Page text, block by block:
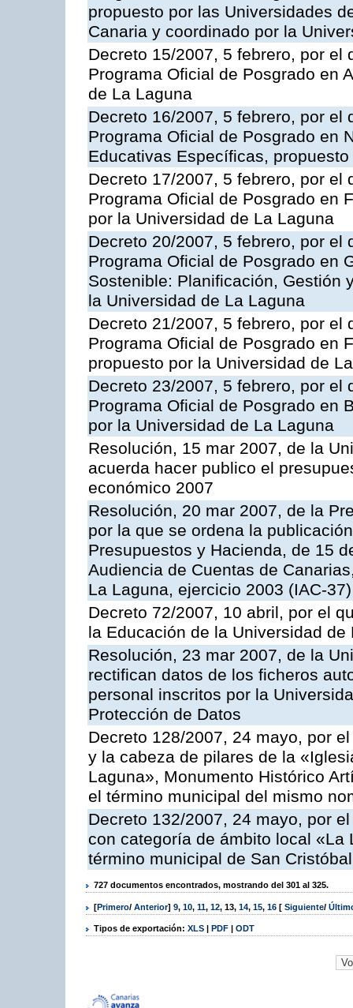
propuesto por las Universidades
Canaria y coordinado por la
Decreto 15/2007, 5 febrero, por
Programa Oficial de Posgrado en
de La Laguna
Decreto 16/2007, 5 febrero, por
Programa Oficial de Posgrado en
Educativas Específicas,
Decreto 17/2007, 5 febrero, por
Programa Oficial de Posgrado en
por la Universidad de La Laguna
Decreto 20/2007, 5 febrero, por
Programa Oficial de Posgrado en
Sostenible: Planificación, Gestión
la Universidad de La Laguna
Decreto 21/2007, 5 febrero, por
Programa Oficial de Posgrado en
propuesto por la Universidad de
Decreto 23/2007, 5 febrero, por
Programa Oficial de Posgrado en
por la Universidad de La Laguna
Resolución, 15 mar 2007, de la
acuerda hacer publico el
económico 2007
Resolución, 20 mar 2007, de la
por la que se ordena la
Presupuestos y Hacienda, de 15
Audiencia de Cuentas de
La Laguna, ejercicio 2003 (IAC-37)
Decreto 72/2007, 10 abril, por el
la Educación de la Universidad de
Resolución, 23 mar 2007, de la
rectifican datos de los ficheros
personal inscritos por la
Protección de Datos
Decreto 128/2007, 24 mayo, por
y la cabeza de pilares de la
Laguna», Monumento Histórico
el término municipal del mismo
Decreto 132/2007, 24 mayo, por
con categoría de ámbito local «La
término municipal de San
727 documentos encontrados, mostrando del 301 al 325.
[Primero/ Anterior] 9, 10, 11, 12, 13, 14, 15, 16 [ Siguiente/
Tipos de exportación: XLS | PDF | ODT